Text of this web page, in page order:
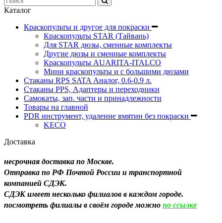
Каталог
Краскопульты и другое для покраски
Краскопульты STAR (Тайвань)
Для STAR дюзы, сменные комплекты
Другие дюзы и сменные комплекты
Краскопульты AUARITA-ITALCO
Мини краскопульты и с большими дюзами
Стаканы RPS SATA Аналог, 0.6-0.9 л.
Стаканы PPS, Адаптеры и переходники
Самокаты, зап. части и принадлежности
Товары на главной
PDR инструмент, удаление вмятин без покраски
KECO
Доставка
несрочная доставка по Москве.
Отправка по РФ Почтой России и транспортной
компанией СДЭК.
СДЭК имеет несколько филиалов в каждом городе.
посмотреть филиалы в своём городе можно по ссылке